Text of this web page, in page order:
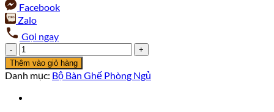
Facebook
Zalo
Gọi ngay
Bộ
Bàn
Ghế
Giãn
Thêm vào giỏ hàng
Danh mục: Bộ Bàn Ghế Phòng Ngủ